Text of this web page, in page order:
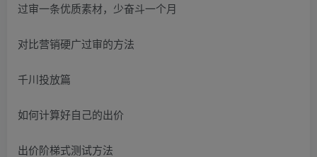
过审一条优质素材，少奋斗一个月
对比营销硬广过审的方法
千川投放篇
如何计算好自己的出价
出价阶梯式测试方法